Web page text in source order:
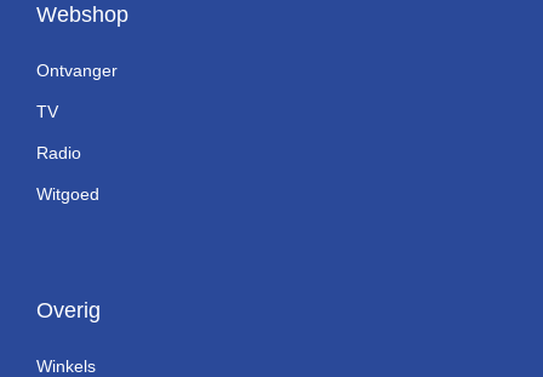
Webshop
Ontvanger
TV
Radio
Witgoed
Overig
Winkels